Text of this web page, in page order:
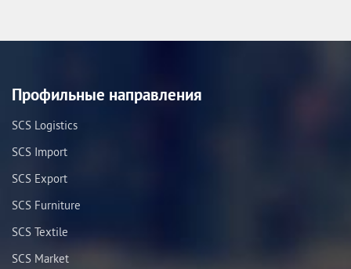
Профильные направления
SCS Logistics
SCS Import
SCS Export
SCS Furniture
SCS Textile
SCS Market